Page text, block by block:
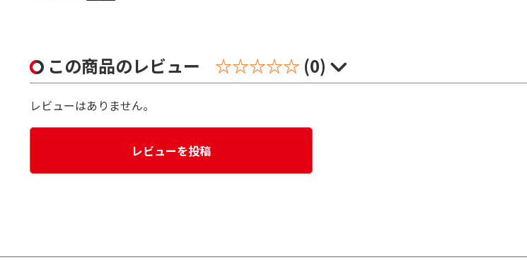
この商品のレビュー ☆☆☆☆☆ (0)
レビューはありません。
レビューを投稿